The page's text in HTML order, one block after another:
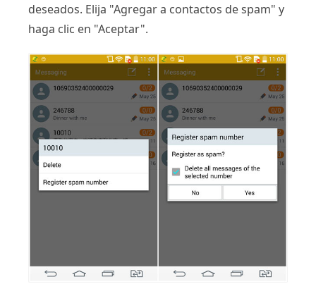
deseados. Elija "Agregar a contactos de spam" y
haga clic en "Aceptar".